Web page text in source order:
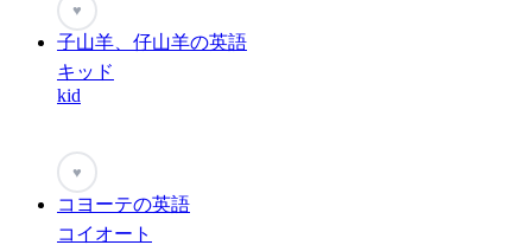
♥
子山羊、仔山羊の英語
キッド
kid
♥
コヨーテの英語
コイオート